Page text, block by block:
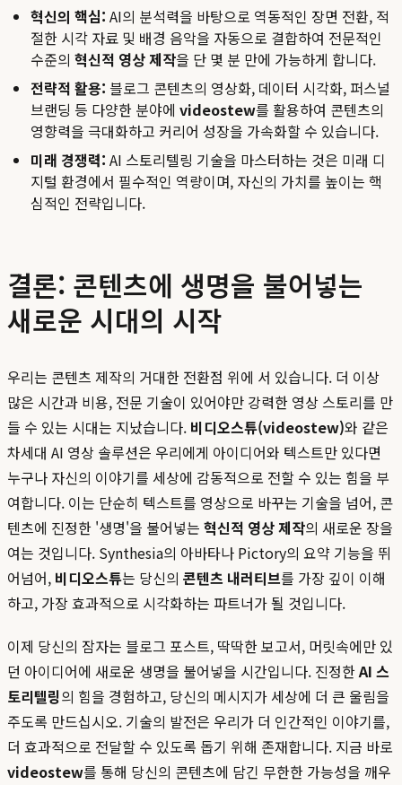
혁신의 핵심: AI의 분석력을 바탕으로 역동적인 장면 전환, 적
절한 시각 자료 및 배경 음악을 자동으로 결합하여 전문적인
수준의 혁신적 영상 제작을 단 몇 분 만에 가능하게 합니다.
전략적 활용: 블로그 콘텐츠의 영상화, 데이터 시각화, 퍼스널
브랜딩 등 다양한 분야에 videostew를 활용하여 콘텐츠의
영향력을 극대화하고 커리어 성장을 가속화할 수 있습니다.
미래 경쟁력: AI 스토리텔링 기술을 마스터하는 것은 미래 디
지털 환경에서 필수적인 역량이며, 자신의 가치를 높이는 핵
심적인 전략입니다.
결론: 콘텐츠에 생명을 불어넣는
새로운 시대의 시작
우리는 콘텐츠 제작의 거대한 전환점 위에 서 있습니다. 더 이상
많은 시간과 비용, 전문 기술이 있어야만 강력한 영상 스토리를 만
들 수 있는 시대는 지났습니다. 비디오스튜(videostew)와 같은
차세대 AI 영상 솔루션은 우리에게 아이디어와 텍스트만 있다면
누구나 자신의 이야기를 세상에 감동적으로 전할 수 있는 힘을 부
여합니다. 이는 단순히 텍스트를 영상으로 바꾸는 기술을 넘어, 콘
텐츠에 진정한 '생명'을 불어넣는 혁신적 영상 제작의 새로운 장을
여는 것입니다. Synthesia의 아바타나 Pictory의 요약 기능을 뛰
어넘어, 비디오스튜는 당신의 콘텐츠 내러티브를 가장 깊이 이해
하고, 가장 효과적으로 시각화하는 파트너가 될 것입니다.
이제 당신의 잠자는 블로그 포스트, 딱딱한 보고서, 머릿속에만 있
던 아이디어에 새로운 생명을 불어넣을 시간입니다. 진정한AI 스
토리텔링의 힘을 경험하고, 당신의 메시지가 세상에 더 큰 울림을
주도록 만드십시오. 기술의 발전은 우리가 더 인간적인 이야기를,
더 효과적으로 전달할 수 있도록 돕기 위해 존재합니다. 지금 바로
videostew를 통해 당신의 콘텐츠에 담긴 무한한 가능성을 깨우